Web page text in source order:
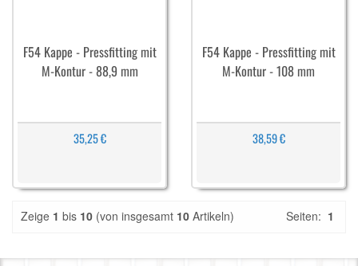
F54 Kappe - Pressfitting mit
M-Kontur - 88,9 mm
35,25 €
F54 Kappe - Pressfitting mit
M-Kontur - 108 mm
38,59 €
Zeige 1 bis 10 (von insgesamt 10 Artikeln) Seiten: 1